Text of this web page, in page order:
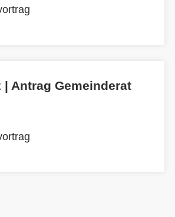
| Antrag Gemeinderat